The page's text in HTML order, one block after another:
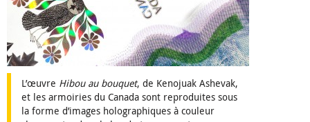
L’œuvre Hibou au bouquet, de Kenojuak Ashevak,
et les armoiries du Canada sont reproduites sous
la forme d’images holographiques à couleur